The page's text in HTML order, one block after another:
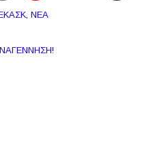
ΝΕΑ